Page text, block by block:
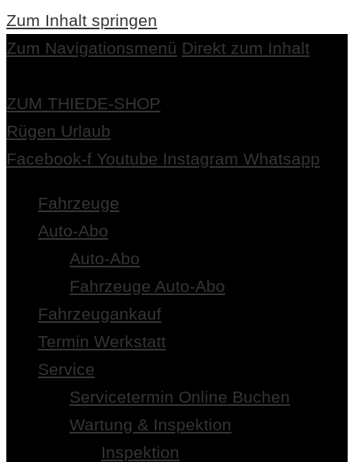
Zum Inhalt springen
Zum Navigationsmenü Direkt zum Inhalt
ZUM THIEDE-SHOP
Rügen Urlaub
Facebook-f Youtube Instagram Whatsapp
Fahrzeuge
Auto-Abo
Auto-Abo
Fahrzeuge Auto-Abo
Fahrzeugankauf
Termin Werkstatt
Service
Servicetermin Online Buchen
Wartung & Inspektion
Inspektion